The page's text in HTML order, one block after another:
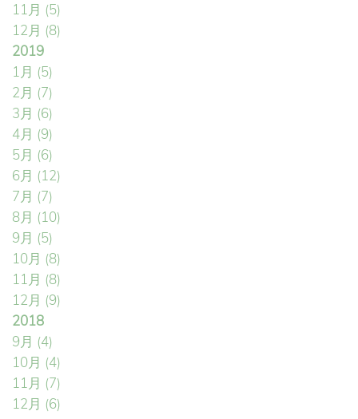
11月 (5)
12月 (8)
2019
1月 (5)
2月 (7)
3月 (6)
4月 (9)
5月 (6)
6月 (12)
7月 (7)
8月 (10)
9月 (5)
10月 (8)
11月 (8)
12月 (9)
2018
9月 (4)
10月 (4)
11月 (7)
12月 (6)